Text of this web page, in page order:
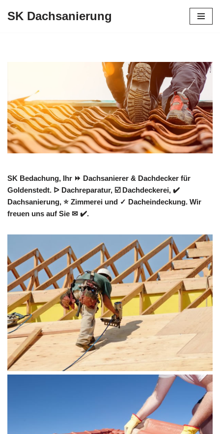
SK Dachsanierung
SK Bedachung, Ihr ⏩ Dachsanierer & Dachdecker für
Goldenstedt. ᐅ Dachreparatur, ☑️ Dachdeckerei, ✔️
Dachsanierung, ⭐ Zimmerei und ✓ Dacheindeckung. Wir
freuen uns auf Sie ✉ ✔️.